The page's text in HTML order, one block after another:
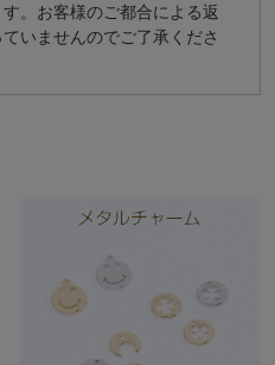
。お客様のご都合による返
いませんのでご了承くださ